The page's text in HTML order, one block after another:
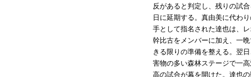
反があると判定し、残りの試合
日に延期する。真由美に代わ
手として指名された達也は、レ
幹比古をメンバーに加え、一
きる限りの準備を整える。翌
害物の多い森林ステージで一
高の試合が幕を開けた。達也